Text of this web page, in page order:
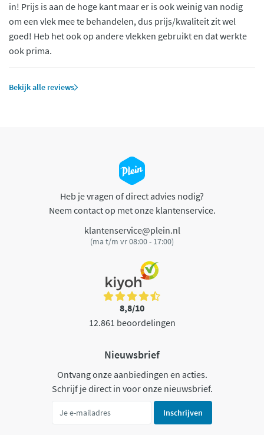
in! Prijs is aan de hoge kant maar er is ook weinig van nodig
om een vlek mee te behandelen, dus prijs/kwaliteit zit wel
goed! Heb het ook op andere vlekken gebruikt en dat werkte
ook prima.
Bekijk alle reviews
Heb je vragen of direct advies nodig?
Neem contact op met onze klantenservice.
klantenservice@plein.nl
(ma t/m vr 08:00 - 17:00)
8,8/10
12.861 beoordelingen
Nieuwsbrief
Ontvang onze aanbiedingen en acties.
Schrijf je direct in voor onze nieuwsbrief.
Inschrijven